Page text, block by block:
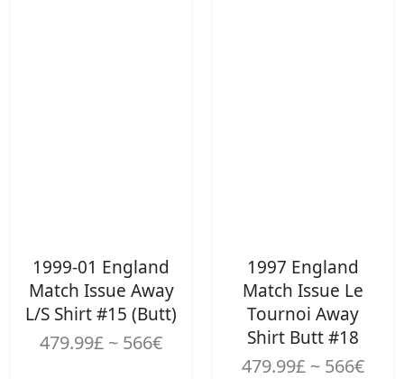
1999-01 England
Match Issue Away
L/S Shirt #15 (Butt)
479.99£ ~ 566€
1997 England
Match Issue Le
Tournoi Away
Shirt Butt #18
479.99£ ~ 566€